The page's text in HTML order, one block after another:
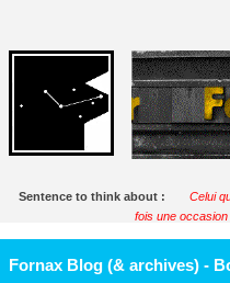
Sentence to think about :
Celui
fois une occasion
Fornax Blog (& archives) -